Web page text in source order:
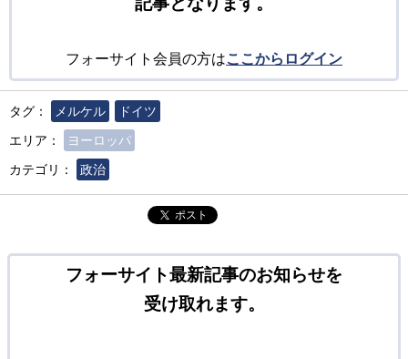
フォーサイト会員の方はここからログイン
タグ： メルケル
ドイツ
エリア：
ヨーロッパ
カテゴリ：
政治
ポスト
フォーサイト最新記事のお知らせを
受け取れます。